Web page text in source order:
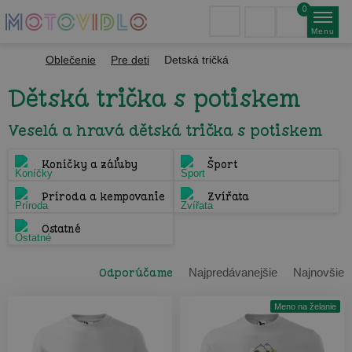
0
Menu
Oblečenie Pre deti Detská tričká
Dětská trička s potiskem
Veselá a hravá dětská trička s potiskem
Koníčky a záľuby Šport
Príroda a kempovanie Zvířata
Ostatné
Odporúčame Najpredávanejšie Najnovšie
Meno na želanie